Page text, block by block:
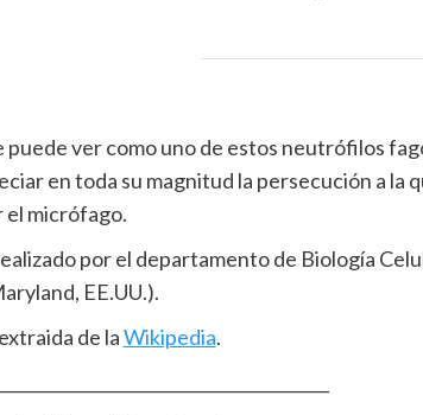
puede ver como uno de estos neutrófilos
en toda su magnitud la persecución a la
el micrófago.
por el departamento de Biología
EE.UU.).
de laWikipedia.